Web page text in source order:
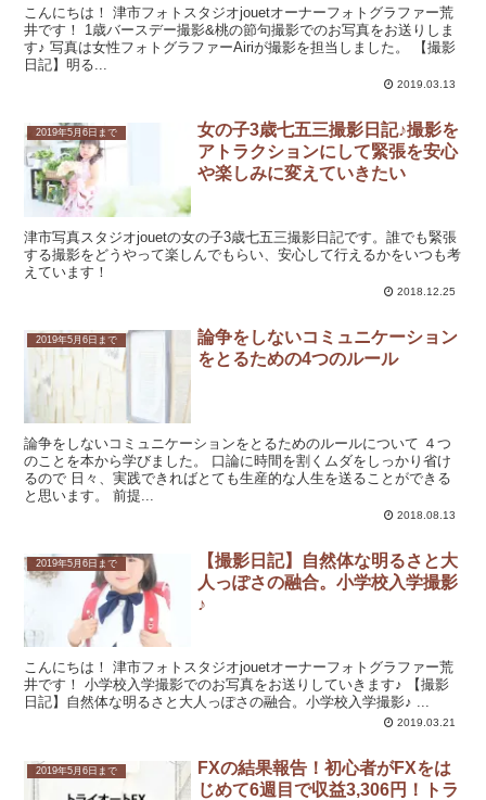
こんにちは！ 津市フォトスタジオjouetオーナーフォトグラファー荒
井です！ 1歳バースデー撮影&桃の節句撮影でのお写真をお送りしま
す♪ 写真は女性フォトグラファーAiriが撮影を担当しました。 【撮影
日記】明る...
2019.03.13
2019年5月6日まで
女の子3歳七五三撮影日記♪撮影を
アトラクションにして緊張を安心
や楽しみに変えていきたい
津市写真スタジオjouetの女の子3歳七五三撮影日記です。誰でも緊張
する撮影をどうやって楽しんでもらい、安心して行えるかをいつも考
えています！
2018.12.25
2019年5月6日まで
論争をしないコミュニケーション
をとるための4つのルール
論争をしないコミュニケーションをとるためのルールについて ４つ
のことを本から学びました。 口論に時間を割くムダをしっかり省け
るので 日々、実践できればとても生産的な人生を送ることができる
と思います。 前提...
2018.08.13
2019年5月6日まで
【撮影日記】自然体な明るさと大
人っぽさの融合。小学校入学撮影
♪
こんにちは！ 津市フォトスタジオjouetオーナーフォトグラファー荒
井です！ 小学校入学撮影でのお写真をお送りしていきます♪ 【撮影
日記】自然体な明るさと大人っぽさの融合。小学校入学撮影♪ ...
2019.03.21
2019年5月6日まで
FXの結果報告！初心者がFXをは
じめて6週目で収益3,306円！トラ